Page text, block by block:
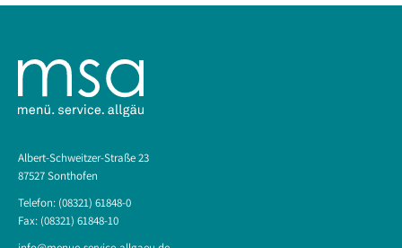
Albert-Schweitzer-Straße 23
87527 Sonthofen
Telefon: (08321) 61848-0
Fax: (08321) 61848-10